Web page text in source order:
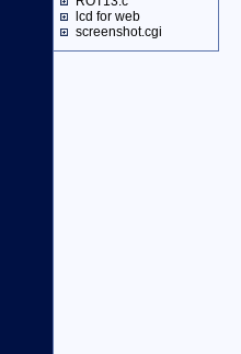
lcd for web
screenshot.cgi